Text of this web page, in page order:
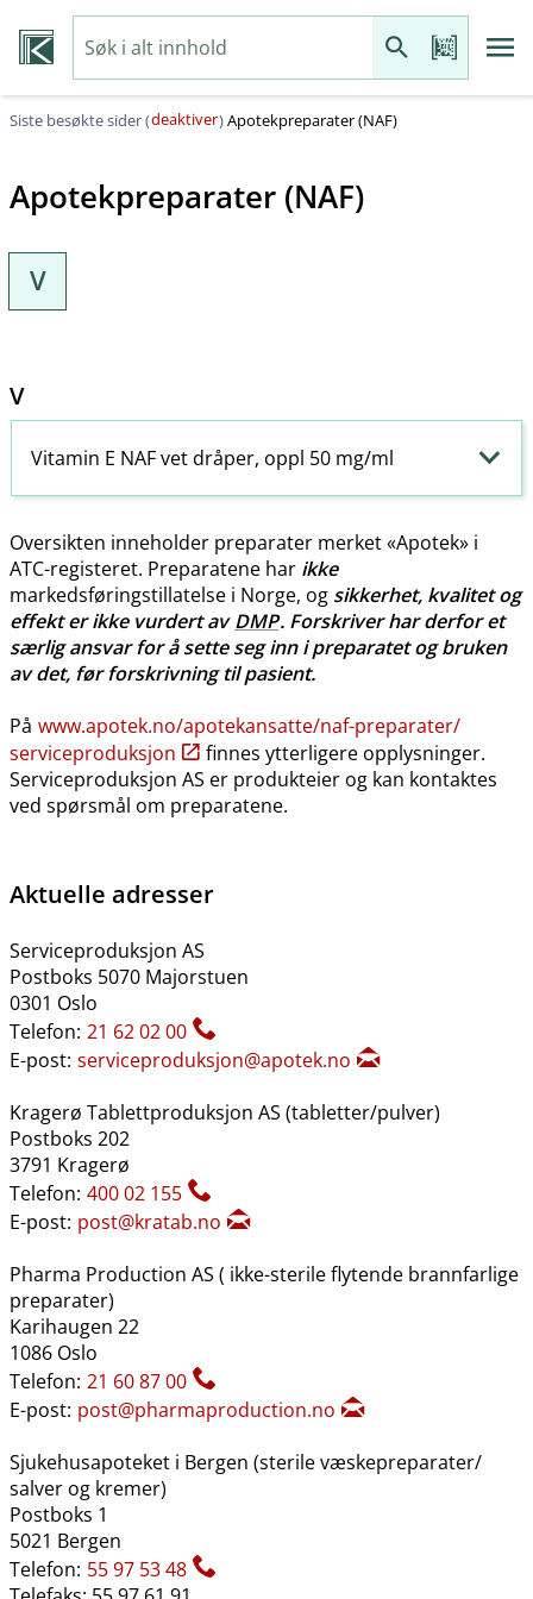
Siste besøkte sider (deaktiver)Apotekpreparater (NAF)
Apotekpreparater (NAF)
V
V
Vitamin E NAF vet dråper, oppl 50 mg/ml
Oversikten inneholder preparater merket «Apotek» i
ATC-registeret. Preparatene har ikke
markedsføringstillatelse i Norge, og sikkerhet, kvalitet og
effekt er ikke vurdert avDMP. Forskriver har derfor et
særlig ansvar for å sette seg inn i preparatet og bruken
av det, før forskrivning til pasient.
På www.apotek.no​/​apotekansatte​/​naf-preparater​/​
serviceproduksjon
finnes ytterligere opplysninger.
Serviceproduksjon AS er produkteier og kan kontaktes
ved spørsmål om preparatene.
Aktuelle adresser
Serviceproduksjon AS
Postboks 5070 Majorstuen
0301 Oslo
Telefon: 21 62 02 00
E-post: serviceproduksjon@apotek.no
Kragerø Tablettproduksjon AS (tabletter​/​pulver)
Postboks 202
3791 Kragerø
Telefon: 400 02 155
E-post: post@kratab.no
Pharma Production AS ( ikke-sterile flytende brannfarlige
preparater)
Karihaugen 22
1086 Oslo
Telefon: 21 60 87 00
E-post: post@pharmaproduction.no
Sjukehusapoteket i Bergen (sterile væskepreparater​/​
salver og kremer)
Postboks 1
5021 Bergen
Telefon: 55 97 53 48